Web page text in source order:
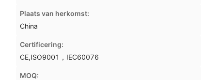
Plaats van herkomst:
China
Certificering:
CE,ISO9001，IEC60076
MOQ: